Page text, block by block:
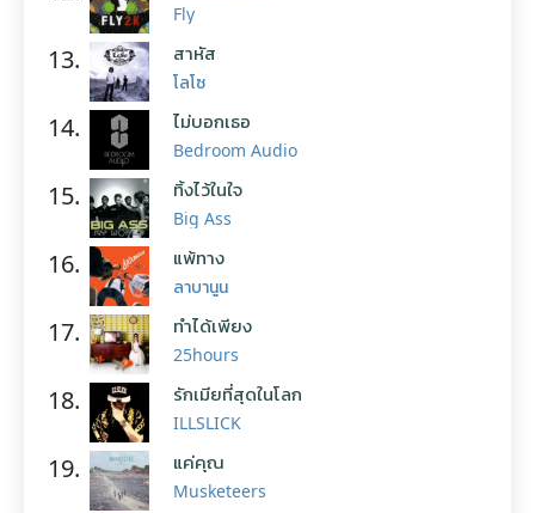
Fly
13. สาหัส
โลโซ
14. ไม่บอกเธอ
Bedroom Audio
15. ทิ้งไว้ในใจ
Big Ass
16. แพ้ทาง
ลาบานูน
17. ทำได้เพียง
25hours
18. รักเมียที่สุดในโลก
ILLSLICK
19. แค่คุณ
Musketeers